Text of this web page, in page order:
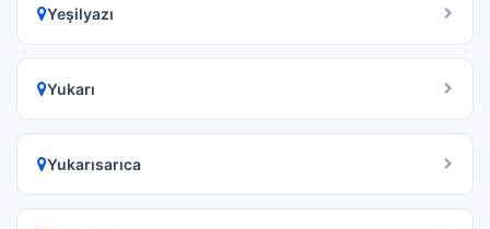
Yeşilyazı
Yukarı
Yukarısarıca